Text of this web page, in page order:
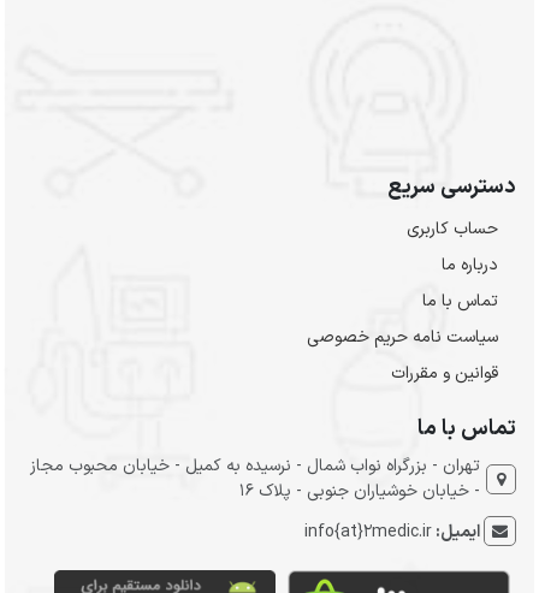
دسترسی سریع
حساب کاربری
درباره ما
تماس با ما
سیاست نامه حریم خصوصی
قوانین و مقررات
تماس با ما
تهران - بزرگراه نواب شمال - نرسیده به کمیل - خیابان محبوب مجاز
- خیابان خوشیاران جنوبی - پلاک 16
ایمیل:info{at}2medic.ir